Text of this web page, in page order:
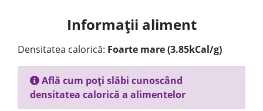
Informații aliment
Densitatea calorică: Foarte mare (3.85kCal/g)
Află cum poți slăbi cunoscând
densitatea calorică a alimentelor